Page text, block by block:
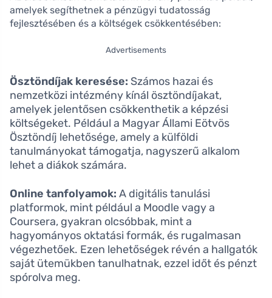
amelyek segíthetnek a pénzügyi tudatosság
fejlesztésében és a költségek csökkentésében:
Advertisements
Ösztöndíjak keresése: Számos hazai és
nemzetközi intézmény kínál ösztöndíjakat,
amelyek jelentősen csökkenthetik a képzési
költségeket. Például a Magyar Állami Eötvös
Ösztöndíj lehetősége, amely a külföldi
tanulmányokat támogatja, nagyszerű alkalom
lehet a diákok számára.
Online tanfolyamok: A digitális tanulási
platformok, mint például a Moodle vagy a
Coursera, gyakran olcsóbbak, mint a
hagyományos oktatási formák, és rugalmasan
végezhetőek. Ezen lehetőségek révén a hallgatók
saját ütemükben tanulhatnak, ezzel időt és pénzt
spórolva meg.